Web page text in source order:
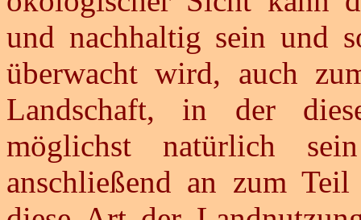
und nachhaltig sein und
überwacht wird, auch
Landschaft, in der
möglichst natürlich
anschließend an zum